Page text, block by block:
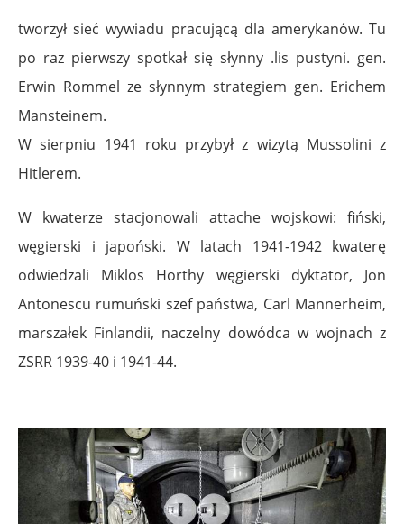
tworzył sieć wywiadu pracującą dla amerykanów. Tu
po raz pierwszy spotkał się słynny .lis pustyni. gen.
Erwin Rommel ze słynnym strategiem gen. Erichem
Mansteinem.
W sierpniu 1941 roku przybył z wizytą Mussolini z
Hitlerem.
W kwaterze stacjonowali attache wojskowi: fiński,
węgierski i japoński. W latach 1941-1942 kwaterę
odwiedzali Miklos Horthy węgierski dyktator, Jon
Antonescu rumuński szef państwa, Carl Mannerheim,
marszałek Finlandii, naczelny dowódca w wojnach z
ZSRR 1939-40 i 1941-44.